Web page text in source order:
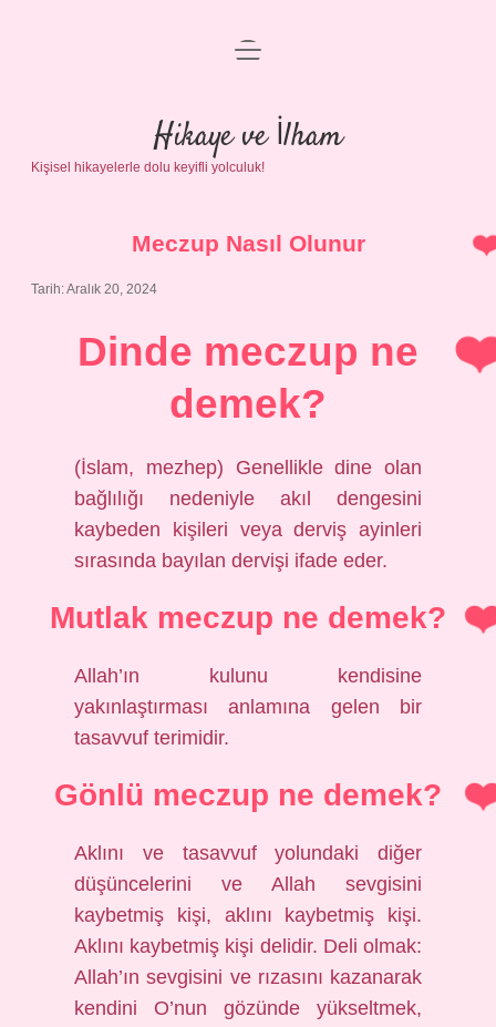
Anasayfa
Gizlilik Politikası
Yasal Uyarı
menüyü
Hikaye ve İlham
Kişisel hikayelerle dolu keyifli yolculuk!
Meczup Nasıl Olunur
Tarih: Aralık 20, 2024
Dinde meczup ne
demek?
(İslam, mezhep) Genellikle dine olan
bağlılığı nedeniyle akıl dengesini
kaybeden kişileri veya derviş ayinleri
sırasında bayılan dervişi ifade eder.
Mutlak meczup ne demek?
Allah’ın kulunu kendisine
yakınlaştırması anlamına gelen bir
tasavvuf terimidir.
Gönlü meczup ne demek?
Aklını ve tasavvuf yolundaki diğer
düşüncelerini ve Allah sevgisini
kaybetmiş kişi, aklını kaybetmiş kişi.
Aklını kaybetmiş kişi delidir. Deli olmak:
Allah’ın sevgisini ve rızasını kazanarak
kendini O’nun gözünde yükseltmek,